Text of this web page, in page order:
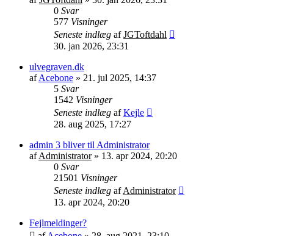
0 Svar
577 Visninger
Seneste indlæg afJGToftdahl
30. jan 2026, 23:31
ulvegraven.dk
afAcebone » 21. jul 2025, 14:37
5 Svar
1542 Visninger
Seneste indlæg afKejle
28. aug 2025, 17:27
admin 3 bliver til Administrator
afAdministrator» 13. apr 2024, 20:20
0 Svar
21501 Visninger
Seneste indlæg afAdministrator
13. apr 2024, 20:20
Fejlmeldinger?